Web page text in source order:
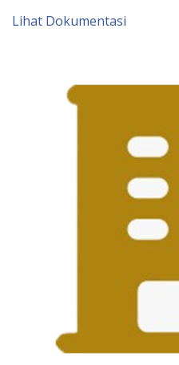
Lihat Dokumentasi